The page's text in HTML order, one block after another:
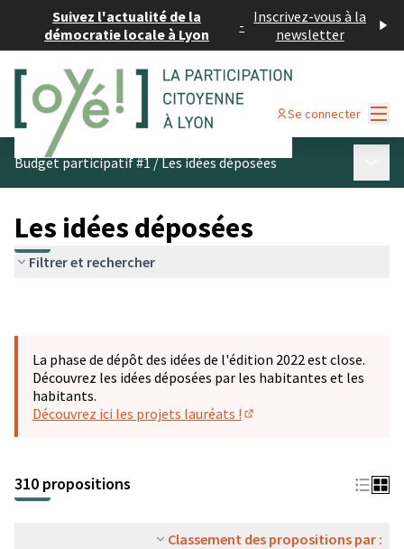
Suivez l'actualité de la
démocratie locale à Lyon
- Inscrivez-vous à la
newsletter
Se connecter
Budget participatif #1/Les idées déposées
Les idées déposées
Filtrer et rechercher
La phase de dépôt des idées de l'édition 2022 est close.
Découvrez les idées déposées par les habitantes et les
habitants.
Découvrez ici les projets lauréats !
310 propositions
Classement des propositions par :